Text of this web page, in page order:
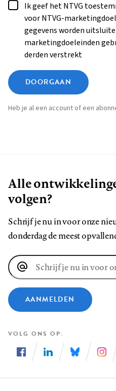
Ik geef het NTVG
voor NTVG-
gegevens worden
marketingdoeleinden
derden verstrekt
DOORGAAN
Heb je al een account of een
Alle
volgen?
Schrijf je nu in voor onze
donderdag de meest
E-
mailadres
AANMELDEN
VOLG ONS OP
ons
ons
ons
ons